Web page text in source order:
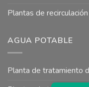
Plantas de
AGUA POTABLE
Planta de tratamiento